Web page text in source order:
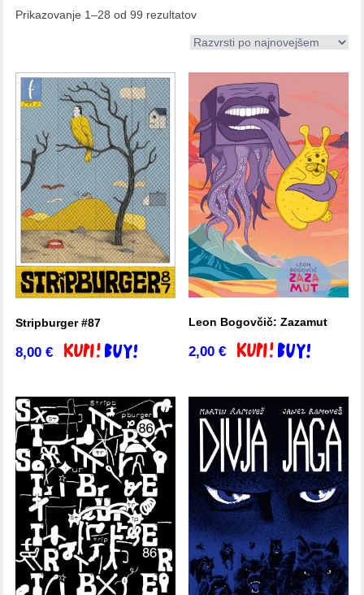
Prikazovanje 1–28 od 99 rezultatov
Stripburger #87
8,00€ Dodaj v košarico
Leon Bogovčič: Zazamut
2,00€ Dodaj v košarico